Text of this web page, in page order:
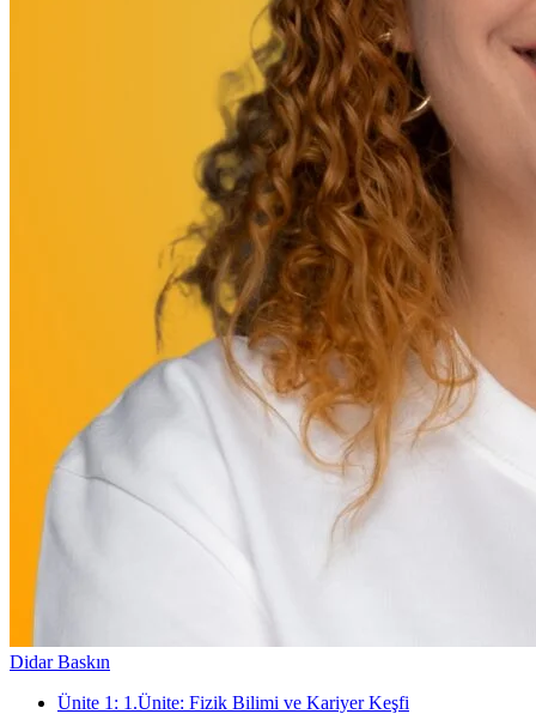
Didar Baskın
Ünite 1 : 1.Ünite: Fizik Bilimi ve Kariyer Keşfi